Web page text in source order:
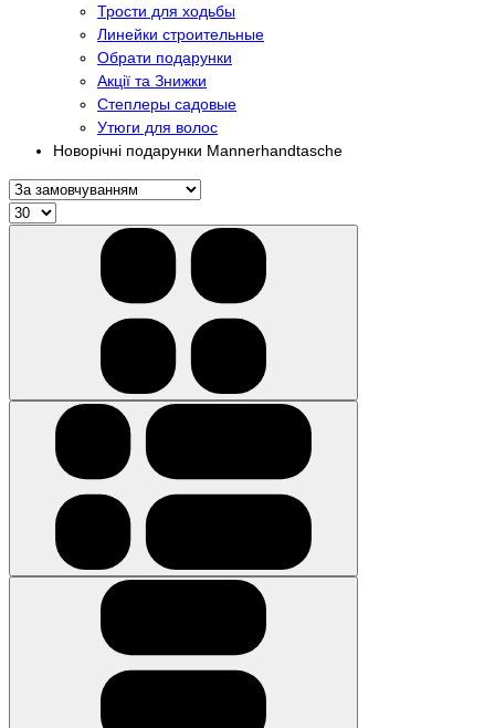
Трости для ходьбы
Линейки строительные
Обрати подарунки
Акції та Знижки
Степлеры садовые
Утюги для волос
Новорічні подарунки Mannerhandtasche